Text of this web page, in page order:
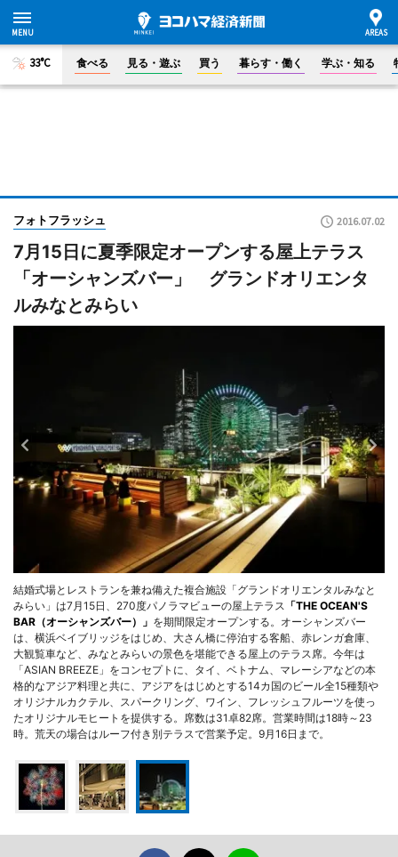
33°C 食べる 見る・遊ぶ 買う 暮らす・働く 学ぶ・知る
フォトフラッシュ 2016.07.02
7月15日に夏季限定オープンする屋上テラス
「オーシャンズバー」 グランドオリエンタ
ルみなとみらい
結婚式場とレストランを兼ね備えた複合施設「グランドオリエンタルみなと
みらい」は7月15日、270度パノラマビューの屋上テラス 「THE OCEAN'S
BAR（オーシャンズバー）」 を期間限定オープンする。オーシャンズバー
は、横浜ベイブリッジをはじめ、大さん橋に停泊する客船、赤レンガ倉庫、
大観覧車など、みなとみらいの景色を堪能できる屋上のテラス席。今年は
「ASIAN BREEZE」をコンセプトに、タイ、ベトナム、マレーシアなどの本
格的なアジア料理と共に、アジアをはじめとする14カ国のビール全15種類や
オリジナルカクテル、スパークリング、ワイン、フレッシュフルーツを使っ
たオリジナルモヒートを提供する。席数は31卓82席。営業時間は18時～23
時。荒天の場合はルーフ付き別テラスで営業予定。9月16日まで。